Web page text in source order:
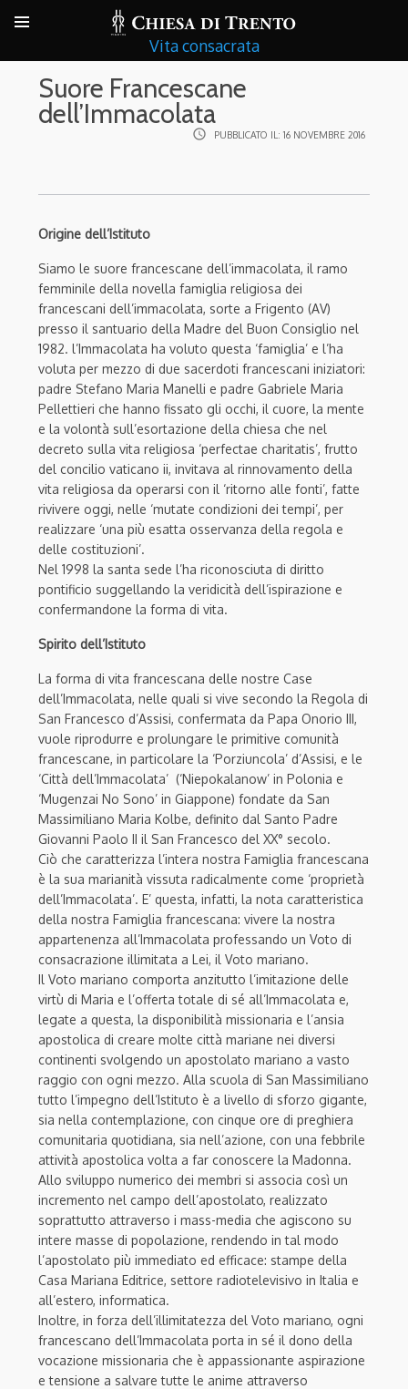
Vita consacrata
Suore Francescane
dell’Immacolata
access_time PUBBLICATO IL: 16 NOVEMBRE 2016
Origine dell’Istituto
Siamo le suore francescane dell’immacolata, il ramo
femminile della novella famiglia religiosa dei
francescani dell’immacolata, sorte a Frigento (AV)
presso il santuario della Madre del Buon Consiglio nel
1982. l’Immacolata ha voluto questa ‘famiglia’ e l’ha
voluta per mezzo di due sacerdoti francescani iniziatori:
padre Stefano Maria Manelli e padre Gabriele Maria
Pellettieri che hanno fissato gli occhi, il cuore, la mente
e la volontà sull’esortazione della chiesa che nel
decreto sulla vita religiosa ‘perfectae charitatis’, frutto
del concilio vaticano ii, invitava al rinnovamento della
vita religiosa da operarsi con il ‘ritorno alle fonti’, fatte
rivivere oggi, nelle ‘mutate condizioni dei tempi’, per
realizzare ‘una più esatta osservanza della regola e
delle costituzioni’.
Nel 1998 la santa sede l’ha riconosciuta di diritto
pontificio suggellando la veridicità dell’ispirazione e
confermandone la forma di vita.
Spirito dell’Istituto
La forma di vita francescana delle nostre Case
dell’Immacolata, nelle quali si vive secondo la Regola di
San Francesco d’Assisi, confermata da Papa Onorio III,
vuole riprodurre e prolungare le primitive comunità
francescane, in particolare la ‘Porziuncola’ d’Assisi, e le
‘Città dell’Immacolata’ (‘Niepokalanow’ in Polonia e
‘Mugenzai No Sono’ in Giappone) fondate da San
Massimiliano Maria Kolbe, definito dal Santo Padre
Giovanni Paolo II il San Francesco del XX° secolo.
Ciò che caratterizza l’intera nostra Famiglia francescana
è la sua marianità vissuta radicalmente come ‘proprietà
dell’Immacolata’. E’ questa, infatti, la nota caratteristica
della nostra Famiglia francescana: vivere la nostra
appartenenza all’Immacolata professando un Voto di
consacrazione illimitata a Lei, il Voto mariano.
Il Voto mariano comporta anzitutto l’imitazione delle
virtù di Maria e l’offerta totale di sé all’Immacolata e,
legate a questa, la disponibilità missionaria e l’ansia
apostolica di creare molte città mariane nei diversi
continenti svolgendo un apostolato mariano a vasto
raggio con ogni mezzo. Alla scuola di San Massimiliano
tutto l’impegno dell’Istituto è a livello di sforzo gigante,
sia nella contemplazione, con cinque ore di preghiera
comunitaria quotidiana, sia nell’azione, con una febbrile
attività apostolica volta a far conoscere la Madonna.
Allo sviluppo numerico dei membri si associa così un
incremento nel campo dell’apostolato, realizzato
soprattutto attraverso i mass-media che agiscono su
intere masse di popolazione, rendendo in tal modo
l’apostolato più immediato ed efficace: stampe della
Casa Mariana Editrice, settore radiotelevisivo in Italia e
all’estero, informatica.
Inoltre, in forza dell’illimitatezza del Voto mariano, ogni
francescano dell’Immacolata porta in sé il dono della
vocazione missionaria che è appassionante aspirazione
e tensione a salvare tutte le anime attraverso